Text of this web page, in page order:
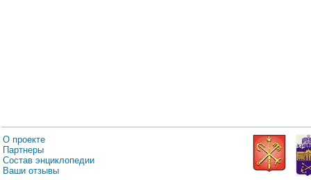
О проекте
Партнеры
Состав энциклопедии
Ваши отзывы